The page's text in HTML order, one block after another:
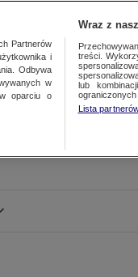
Partnerów
i
Odbywa
w
oparciu o
Wraz z
treści.
lub
ograniczonych
Lista